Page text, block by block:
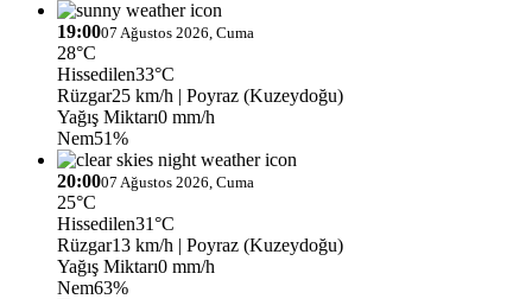
19:0007 Ağustos 2026, Cuma
28°C
Hissedilen33°C
Rüzgar25 km/h | Poyraz (Kuzeydoğu)
Yağış Miktarı0 mm/h
Nem51%
20:0007 Ağustos 2026, Cuma
25°C
Hissedilen31°C
Rüzgar13 km/h | Poyraz (Kuzeydoğu)
Yağış Miktarı0 mm/h
Nem63%